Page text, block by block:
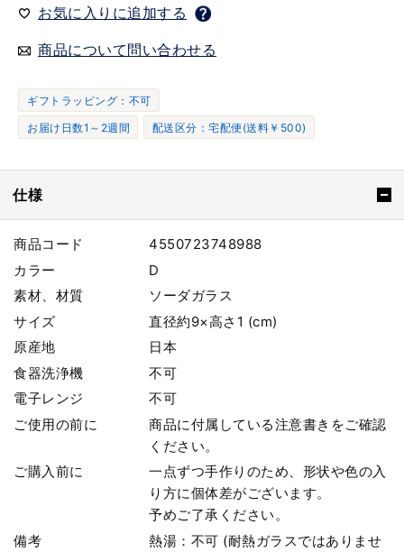
お気に入りに追加する
商品について問い合わせる
ギフトラッピング：不可
お届け日数1～2週間
配送区分：宅配便(送料￥500)
仕様
商品コード
4550723748988
カラー
D
素材、材質
ソーダガラス
サイズ
直径約9×高さ1 (cm)
原産地
日本
食器洗浄機
不可
電子レンジ
不可
ご使用の前に
商品に付属している注意書きをご確認
ください。
ご購入前に
一点ずつ手作りのため、形状や色の入
り方に個体差がございます。
予めご了承ください。
備考
熱湯：不可 (耐熱ガラスではありませ